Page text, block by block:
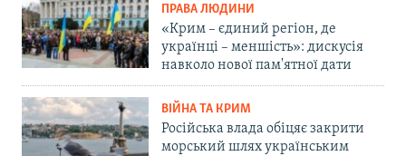
ПРАВА ЛЮДИНИ
«Крим – єдиний регіон, де
українці – меншість»: дискусія
навколо нової пам'ятної дати
ВІЙНА ТА КРИМ
Російська влада обіцяє закрити
морський шлях українським